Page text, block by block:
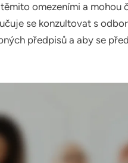
omezeními a mohou
se konzultovat s
předpisů a aby se